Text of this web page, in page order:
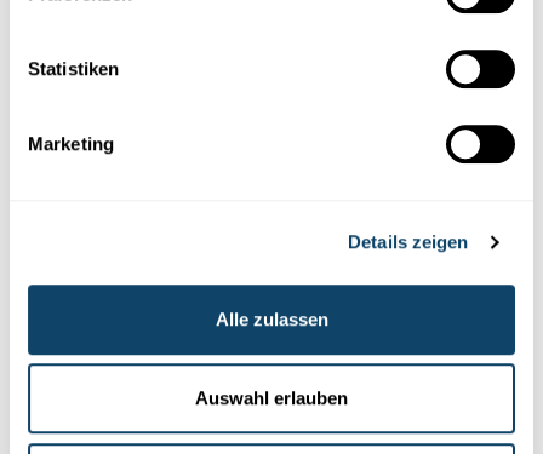
Statistiken
Marketing
Details zeigen
Alle zulassen
Auswahl erlauben
gutmachen, indem sie die verschiedenen Phasen der
Hier ein Überblick-Artikel, wie die einzelnen Phasen der
Wissen